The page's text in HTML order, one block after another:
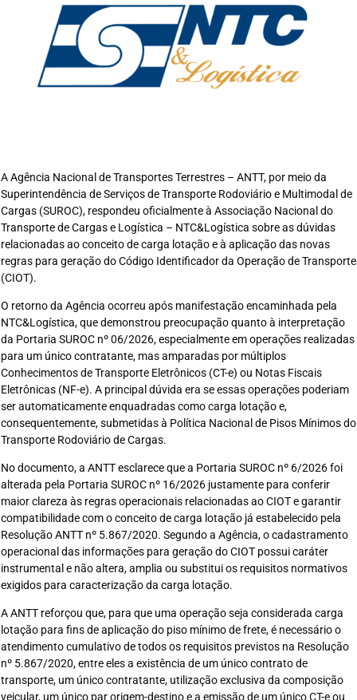
A Agência Nacional de Transportes Terrestres – ANTT, por meio da
Superintendência de Serviços de Transporte Rodoviário e Multimodal de
Cargas (SUROC), respondeu oficialmente à Associação Nacional do
Transporte de Cargas e Logística – NTC&Logística sobre as dúvidas
relacionadas ao conceito de carga lotação e à aplicação das novas
regras para geração do Código Identificador da Operação de Transporte
(CIOT).
O retorno da Agência ocorreu após manifestação encaminhada pela
NTC&Logística, que demonstrou preocupação quanto à interpretação
da Portaria SUROC nº 06/2026, especialmente em operações realizadas
para um único contratante, mas amparadas por múltiplos
Conhecimentos de Transporte Eletrônicos (CT-e) ou Notas Fiscais
Eletrônicas (NF-e). A principal dúvida era se essas operações poderiam
ser automaticamente enquadradas como carga lotação e,
consequentemente, submetidas à Política Nacional de Pisos Mínimos do
Transporte Rodoviário de Cargas.
No documento, a ANTT esclarece que a Portaria SUROC nº 6/2026 foi
alterada pela Portaria SUROC nº 16/2026 justamente para conferir
maior clareza às regras operacionais relacionadas ao CIOT e garantir
compatibilidade com o conceito de carga lotação já estabelecido pela
Resolução ANTT nº 5.867/2020. Segundo a Agência, o cadastramento
operacional das informações para geração do CIOT possui caráter
instrumental e não altera, amplia ou substitui os requisitos normativos
exigidos para caracterização da carga lotação.
A ANTT reforçou que, para que uma operação seja considerada carga
lotação para fins de aplicação do piso mínimo de frete, é necessário o
atendimento cumulativo de todos os requisitos previstos na Resolução
nº 5.867/2020, entre eles a existência de um único contrato de
transporte, um único contratante, utilização exclusiva da composição
veicular, um único par origem-destino e a emissão de um único CT-e ou